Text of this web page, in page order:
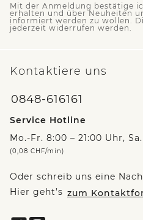
Mit der Anmeldung bestätige
erhalten und über Neuheiten
informiert werden zu wollen.
jederzeit widerrufen werden.
Kontaktiere uns
0848-616161
Service Hotline
Mo.-Fr. 8:00 – 21:00 Uhr,
(0,08 CHF/min)
Oder schreib uns eine
Hier geht’s zum